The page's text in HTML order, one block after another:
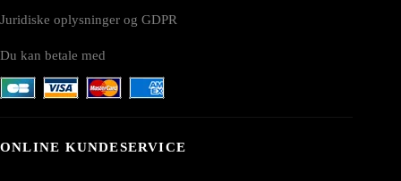
Juridiske oplysninger og GDPR
Du kan betale med
ONLINE KUNDESERVICE